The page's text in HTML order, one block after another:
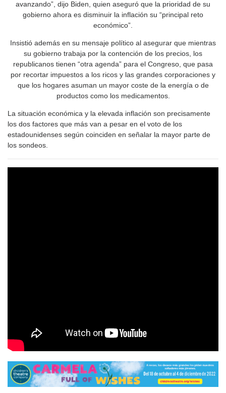
avanzando”, dijo Biden, quien aseguró que la prioridad de su
gobierno ahora es disminuir la inflación su “principal reto
económico”.
Insistió además en su mensaje político al asegurar que mientras
su gobierno trabaja por la contención de los precios, los
republicanos tienen “otra agenda” para el Congreso, que pasa
por recortar impuestos a los ricos y las grandes corporaciones y
que los hogares asuman un mayor coste de la energía o de
productos como los medicamentos.
La situación económica y la elevada inflación son precisamente
los dos factores que más van a pesar en el voto de los
estadounidenses según coinciden en señalar la mayor parte de
los sondeos.